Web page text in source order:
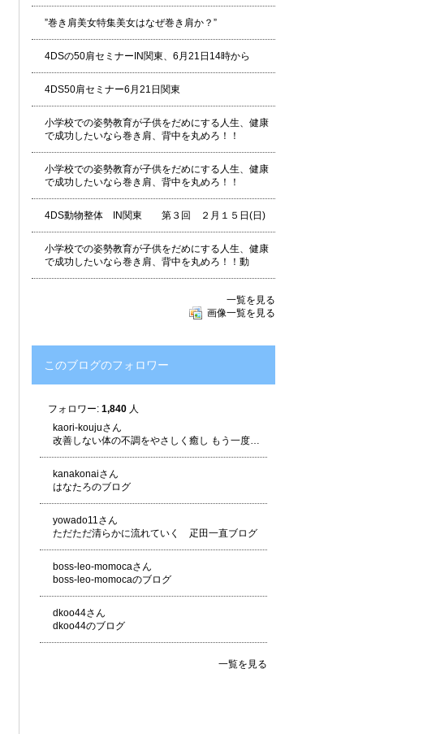
”巻き肩美女特集美女はなぜ巻き肩か？”
4DSの50肩セミナーIN関東、6月21日14時から
4DS50肩セミナー6月21日関東
小学校での姿勢教育が子供をだめにする人生、健康
で成功したいなら巻き肩、背中を丸めろ！！
小学校での姿勢教育が子供をだめにする人生、健康
で成功したいなら巻き肩、背中を丸めろ！！
4DS動物整体 IN関東 第３回 ２月１５日(日)
小学校での姿勢教育が子供をだめにする人生、健康
で成功したいなら巻き肩、背中を丸めろ！！動
一覧を見る
画像一覧を見る
このブログのフォロワー
フォロワー: 1,840 人
kaori-koujuさん
改善しない体の不調をやさしく癒し もう一度人生を楽しむための お香 × 潜在意識ヒーリング「 香寿〜kouju〜 」香織のブログ
kanakonaiさん
はなたろのブログ
yowado11さん
ただただ清らかに流れていく 疋田一直ブログ
boss-leo-momocaさん
boss-leo-momocaのブログ
dkoo44さん
dkoo44のブログ
一覧を見る